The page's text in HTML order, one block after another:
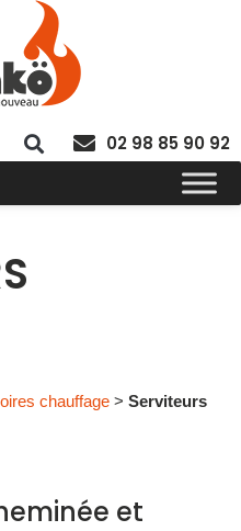
02 98 85 90 92
chauffage > Serviteurs
et